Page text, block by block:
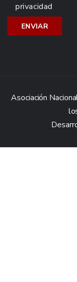
privacidad
Asociación